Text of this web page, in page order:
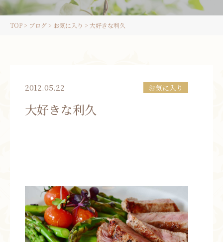
お問い合わせ
TOP> ブログ> お気に入り > 大好きな利久
2012.05.22 お気に入り
大好きな利久